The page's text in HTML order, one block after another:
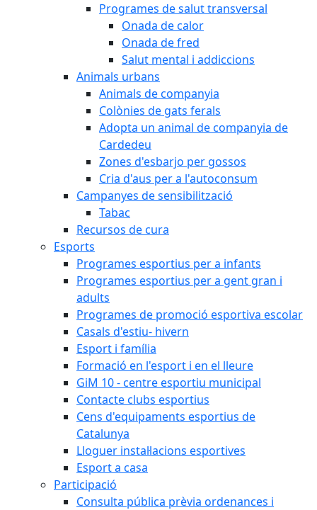
Programes de salut transversal
Onada de calor
Onada de fred
Salut mental i addiccions
Animals urbans
Animals de companyia
Colònies de gats ferals
Adopta un animal de companyia de
Cardedeu
Zones d'esbarjo per gossos
Cria d'aus per a l'autoconsum
Campanyes de sensibilització
Tabac
Recursos de cura
Esports
Programes esportius per a infants
Programes esportius per a gent gran i
adults
Programes de promoció esportiva escolar
Casals d'estiu- hivern
Esport i família
Formació en l'esport i en el lleure
GiM 10 - centre esportiu municipal
Contacte clubs esportius
Cens d'equipaments esportius de
Catalunya
Lloguer instal·lacions esportives
Esport a casa
Participació
Consulta pública prèvia ordenances i